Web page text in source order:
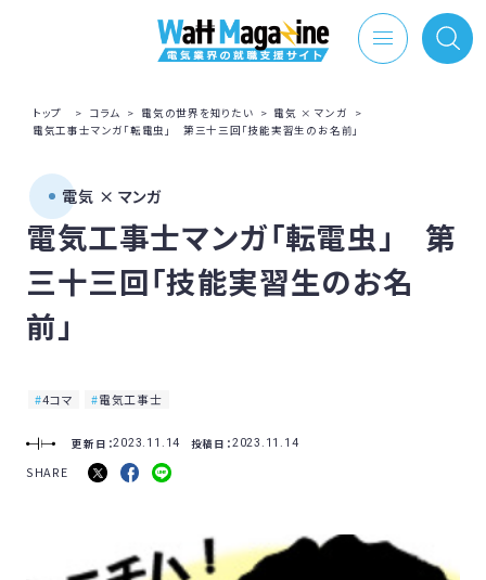
トップ > コラム > 電気の世界を知りたい > 電気 × マンガ
>
電気工事士マンガ「転電虫」 第三十三回「技能実習生のお名前」
電気 × マンガ
電気工事士マンガ「転電虫」 第
三十三回「技能実習生のお名
前」
4コマ 電気工事士
更新日：2023.11.14 投稿日：2023.11.14
SHARE